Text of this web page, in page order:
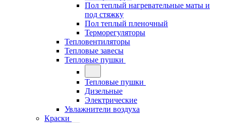
Пол теплый нагревательные маты и
под стяжку
Пол теплый пленочный
Терморегуляторы
Тепловентиляторы
Тепловые завесы
Тепловые пушки
Тепловые пушки
Дизельные
Электрические
Увлажнители воздуха
Краски